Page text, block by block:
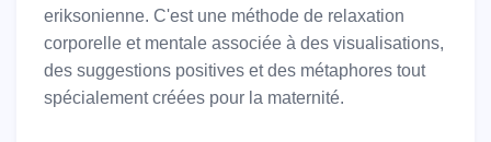
eriksonienne. C'est une méthode de relaxation
corporelle et mentale associée à des visualisations,
des suggestions positives et des métaphores tout
spécialement créées pour la maternité.